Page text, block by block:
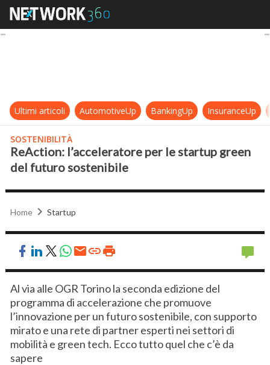
ReAction: l’acceleratore per le
Ultimi articoli AutomotiveUp BankingUp InsuranceUp
SOSTENIBILITÀ
ReAction: l’acceleratore per le startup green
del futuro sostenibile
Home Startup
Al via alle OGR Torino la seconda edizione del
programma di accelerazione che promuove
l’innovazione per un futuro sostenibile, con supporto
mirato e una rete di partner esperti nei settori di
mobilità e green tech. Ecco tutto quel che c’è da
sapere